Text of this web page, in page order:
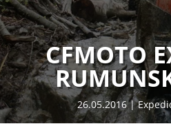
CFMOTO
26.05.2016